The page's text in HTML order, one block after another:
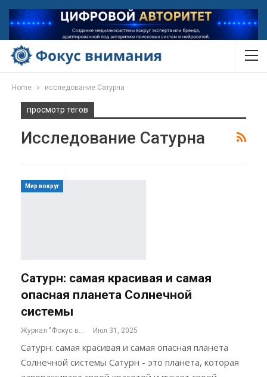
Home исследование Сатурна
просмотр тегов
Исследование Сатурна
Мир вокруг
Сатурн: самая красивая и самая
опасная планета Солнечной
системы
Журнал "Фокус внимания" Июл 31, 2025
Сатурн: самая красивая и самая опасная планета
Солнечной системы Сатурн - это планета, которая